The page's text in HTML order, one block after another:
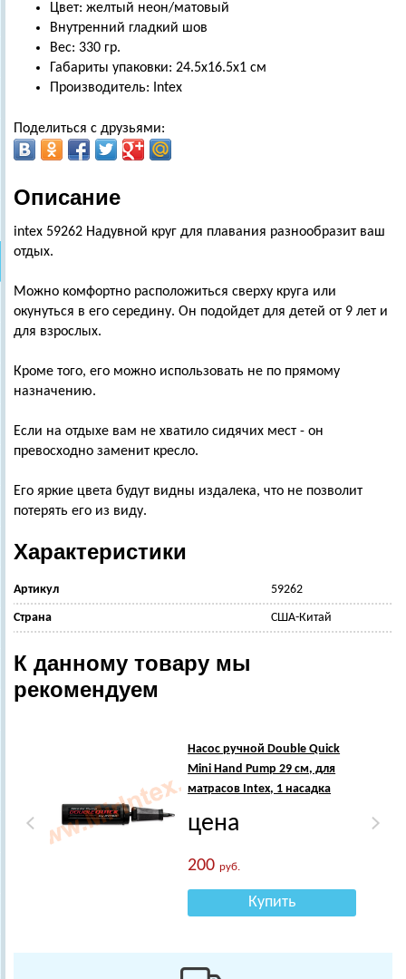
Цвет: желтый неон/матовый
Внутренний гладкий шов
Вес: 330 гр.
Габариты упаковки: 24.5х16.5х1 см
Производитель: Intex
Поделиться с друзьями:
Описание
intex 59262 Надувной круг для плавания разнообразит ваш
отдых.
Можно комфортно расположиться сверху круга или
окунуться в его середину. Он подойдет для детей от 9 лет и
для взрослых.
Кроме того, его можно использовать не по прямому
назначению.
Если на отдыхе вам не хватило сидячих мест - он
превосходно заменит кресло.
Его яркие цвета будут видны издалека, что не позволит
потерять его из виду.
Характеристики
Артикул 59262
Страна США-Китай
К данному товару мы
рекомендуем
Насос ручной Double Quick
Mini Hand Pump 29 см, для
матрасов Intex, 1 насадка
цена
200руб.
Купить